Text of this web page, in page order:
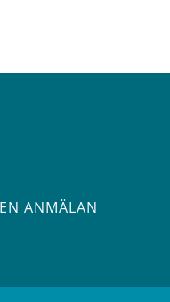
ANMÄLAN